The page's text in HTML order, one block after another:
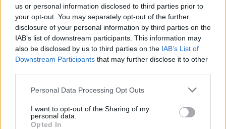
us or personal information disclosed to third parties prior to
your opt-out. You may separately opt-out of the further
disclosure of your personal information by third parties on the
IAB’s list of downstream participants. This information may
also be disclosed by us to third parties on the IAB’s List of
Downstream Participants that may further disclose it to other
Personal Data Processing Opt Outs
I want to opt-out of the Sharing of my
personal data.
Opted In
ΤΑΞΊΔΙ ΚΑΙ ΥΓΕΊΑ
Βραβεία Tripadvisor – Υψηλές
θέσεις για τις ελληνικές παραλίες
11 Μαΐου 2022
2